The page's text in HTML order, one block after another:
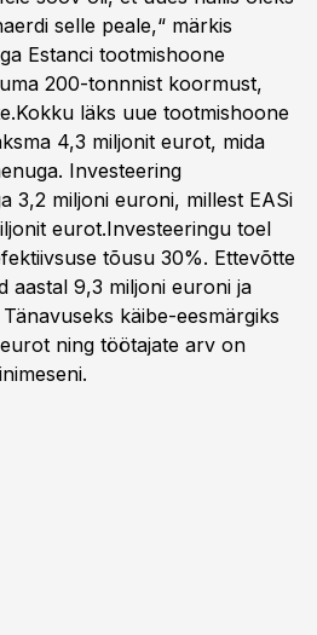
selle peale,“ märkis
Estanci tootmishoone
200-tonnnist koormust,
läks uue tootmishoone
4,3 miljonit eurot, mida
Investeering
3,2 miljoni euroni, millest EASi
eurot.Investeeringu toel
tõusu 30%. Ettevõtte
aastal 9,3 miljoni euroni ja
käibe-eesmärgiks
ning töötajate arv on